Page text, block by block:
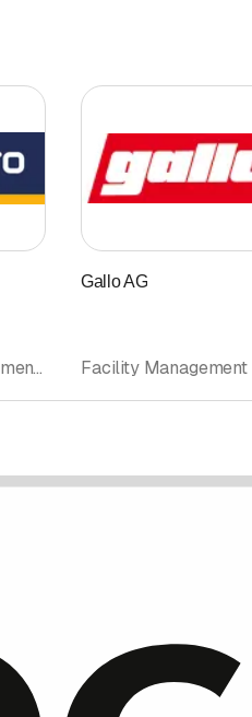
Artisanat • Déménagements • Nettoyage d'appartements • Entreprise de Nettoyage • Menuiserie • Sanitaire • Installations sanitaires • Électricien • Electriciens, installateurs
Gallo AG